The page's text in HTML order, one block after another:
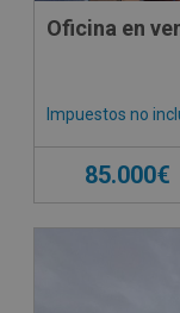
Oficina en
Impuestos no
85.000€